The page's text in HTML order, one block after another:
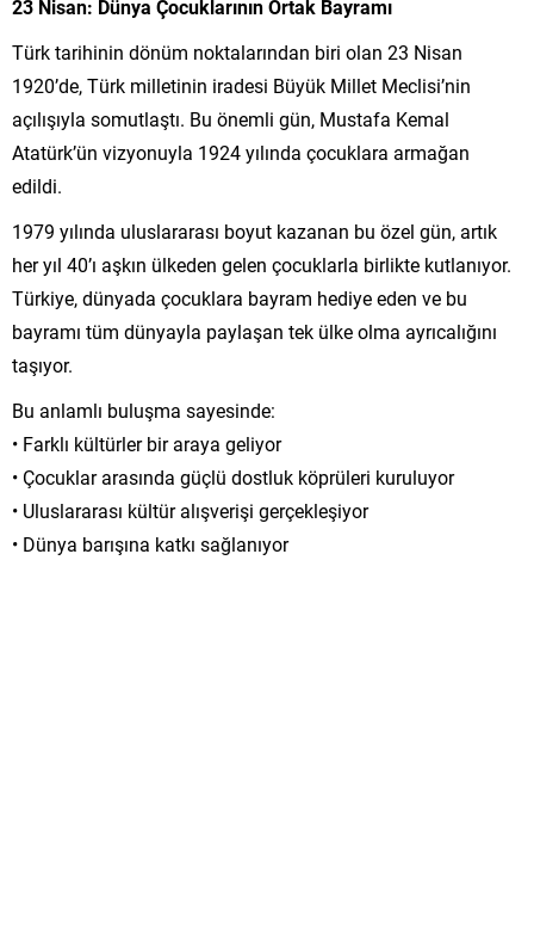
23 Nisan: Dünya Çocuklarının Ortak Bayramı
Türk tarihinin dönüm noktalarından biri olan 23 Nisan
1920’de, Türk milletinin iradesi Büyük Millet Meclisi’nin
açılışıyla somutlaştı. Bu önemli gün, Mustafa Kemal
Atatürk’ün vizyonuyla 1924 yılında çocuklara armağan
edildi.
1979 yılında uluslararası boyut kazanan bu özel gün, artık
her yıl 40’ı aşkın ülkeden gelen çocuklarla birlikte kutlanıyor.
Türkiye, dünyada çocuklara bayram hediye eden ve bu
bayramı tüm dünyayla paylaşan tek ülke olma ayrıcalığını
taşıyor.
Bu anlamlı buluşma sayesinde:
• Farklı kültürler bir araya geliyor
• Çocuklar arasında güçlü dostluk köprüleri kuruluyor
• Uluslararası kültür alışverişi gerçekleşiyor
• Dünya barışına katkı sağlanıyor